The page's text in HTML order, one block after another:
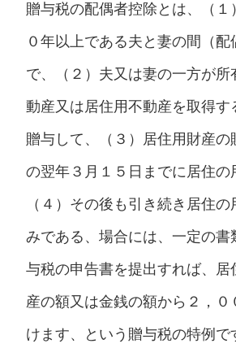
贈与税の配偶者控除とは、（１
０年以上である夫と妻の間（配
で、（２）夫又は妻の一方が所
動産又は居住用不動産を取得す
贈与して、（３）居住用財産の
の翌年３月１５日までに居住の
（４）その後も引き続き居住
みである、場合には、一定の書
与税の申告書を提出すれば、居
産の額又は金銭の額から２，０
けます、という贈与税の特例で